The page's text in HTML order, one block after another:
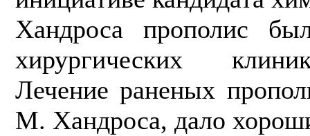
Хандроса прополис
хирургических
Лечение раненых
М. Хандроса, дало